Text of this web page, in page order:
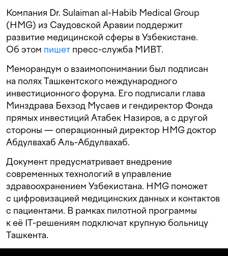
Компания Dr. Sulaiman al-Habib Medical Group
(HMG) из Саудовской Аравии поддержит
развитие медицинской сферы в Узбекистане.
Об этом пишет пресс-служба МИВТ.
Меморандум о взаимопонимании был подписан
на полях Ташкентского международного
инвестиционного форума. Его подписали глава
Минздрава Бехзод Мусаев и гендиректор Фонда
прямых инвестиций Атабек Назиров, а с другой
стороны — операционный директор HMG доктор
Абдулвахаб Аль-Абдулвахаб.
Документ предусматривает внедрение
современных технологий в управление
здравоохранением Узбекистана. HMG поможет
с цифровизацией медицинских данных и контактов
с пациентами. В рамках пилотной программы
к её IT-решениям подключат крупную больницу
Ташкента.